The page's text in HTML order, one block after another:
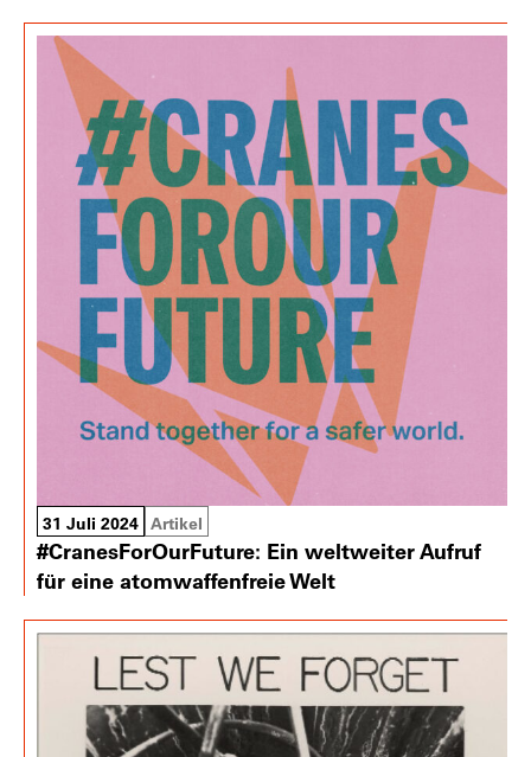
31 Juli 2024 Artikel
#CranesForOurFuture: Ein weltweiter Aufruf
für eine atomwaffenfreie Welt